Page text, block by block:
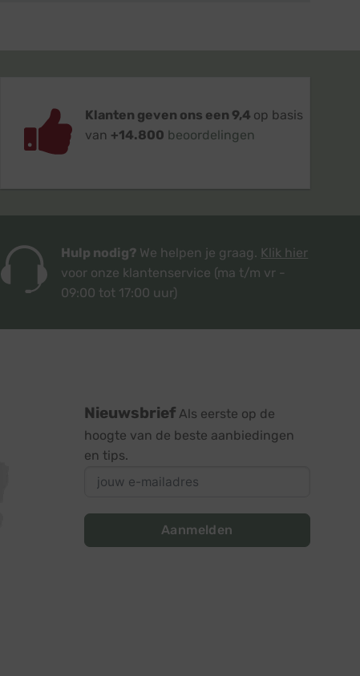
Klanten geven ons een 9,4 op basis
van +14.800 beoordelingen
Hulp nodig? We helpen je graag. Klik hier
voor onze klantenservice (ma t/m vr -
09:00 tot 17:00 uur)
Nieuwsbrief Als eerste op de
hoogte van de beste aanbiedingen
en tips.
Aanmelden